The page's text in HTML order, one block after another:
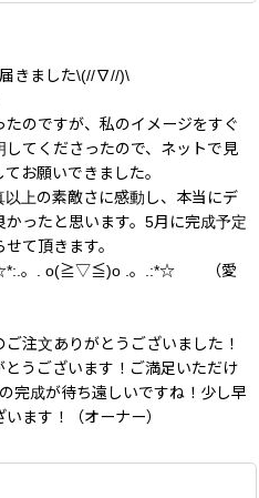
きました\(//∇//)\
のですが、私のイメージをすぐ
てくださったので、ネットで見
お願いできました。
上の素敵さに感動し、本当にデ
ったと思います。5月に完成予定
て頂きます。
☆*:.。. o(≧▽≦)o .。.:*☆ （愛
注文ありがとうございました！
うございます！ご満足いただけ
完成が待ち遠しいですね！少し早
ます！（オーナー）